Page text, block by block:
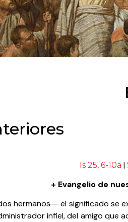
Is 25, 6-10a |
+ Evangelio de
hermanos― el significado se
infiel, del amigo que